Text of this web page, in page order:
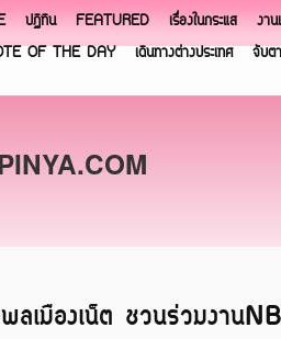
ปฏิทิน FEATURED เรื่องในกระแส งา
OF THE DAY เดินทางต่างประเทศ จับต
มืองเน็ต ชวนร่วมงาน